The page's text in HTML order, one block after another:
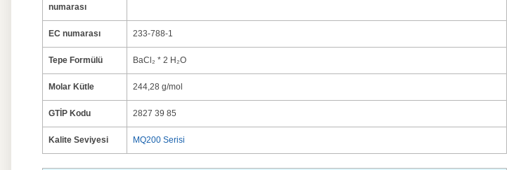
numarası
EC numarası 233-788-1
Tepe Formülü BaCl₂ * 2 H₂O
Molar Kütle 244,28 g/mol
GTİP Kodu 2827 39 85
Kalite Seviyesi MQ200 Serisi